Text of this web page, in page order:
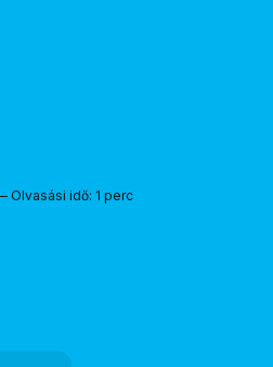
Olvasási idő: 1 perc